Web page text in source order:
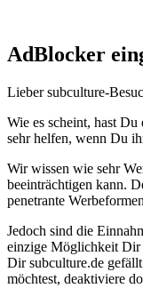
AdBlocker
Lieber subculture-
Wie es scheint, hast Du
sehr helfen, wenn Du
Wir wissen wie sehr
beeinträchtigen kann.
penetrante
Jedoch sind die
einzige Möglichkeit Dir
Dir subculture.de
möchtest, deaktiviere